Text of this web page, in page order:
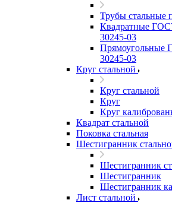
Трубы стальные
Квадратные
30245-03
Прямоугольные
30245-03
Круг стальной
Круг стальной
Круг
Круг
Квадрат стальной
Поковка стальная
Шестигранник
Шестигранник
Шестигранник
Шестигранник
Лист стальной